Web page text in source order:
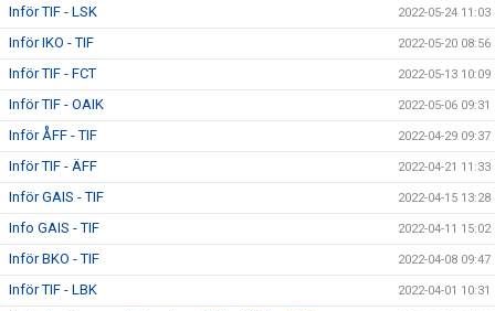
Inför TIF - LSK 2022-05-24 11:03
Inför IKO - TIF 2022-05-20 08:56
Inför TIF - FCT 2022-05-13 10:09
Inför TIF - OAIK 2022-05-06 09:31
Inför ÅFF - TIF 2022-04-29 09:37
Inför TIF - ÄFF 2022-04-21 11:33
Inför GAIS - TIF 2022-04-15 13:28
Info GAIS - TIF 2022-04-11 15:02
Inför BKO - TIF 2022-04-08 09:47
Inför TIF - LBK 2022-04-01 10:31